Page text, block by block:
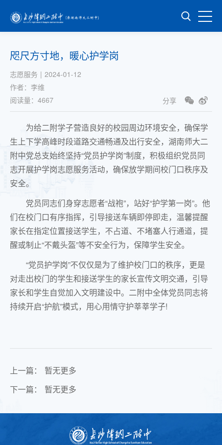
咫尺方寸地，暖心护学岗
志愿服务 | 2024-01-12
作者： 李维
阅读量： 4667 分享
为给二附学子营造良好的校园周边环境安全，确保学
生上下学高峰时段道路交通畅通及出行安全，湖南师大二
附中党总支始终坚持“党员护学岗”制度，积极组织党员同
志开展护学岗志愿服务活动，确保放学期间校门口秩序及
安全。
党员同志们身穿志愿者“战袍”，站好“护学第一岗”。他
们在校门口有序指挥，引导接送车辆即停即走，温馨提醒
家长在指定位置接送学生，不占道、不堵塞人行通道，提
醒或制止“不戴头盔”等不安全行为，保障学生安全。
“党员护学岗”不仅仅是为了维护校门口的秩序，更是
对走出校门的学生和接送学生的家长宣传文明交通，引导
家长和学生自觉加入文明建设中。二附中全体党员同志将
持续开启“护航”模式，用心用情守护莘莘学子!
上一篇：
暂无更多
下一篇：
暂无更多